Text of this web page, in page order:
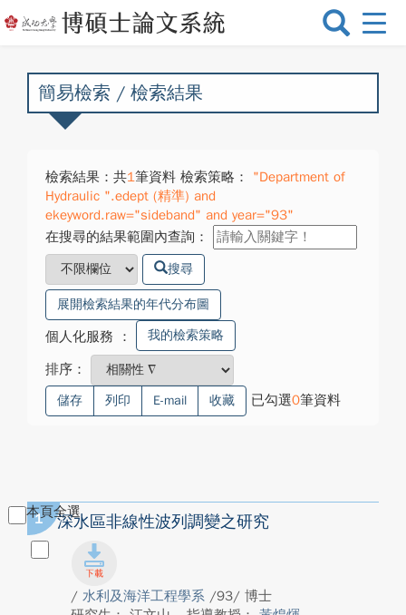
選
換
簡易檢索 / 檢索結果
檢索結果：共1筆資料 檢索策略：
"Department of
Hydraulic ".edept (精準) and
ekeyword.raw="sideband" and year="93"
在搜尋的結果範圍內查詢：
搜尋
展開檢索結果的年代分布圖
個人化服務 ： 我的檢索策略
排序：
儲存 列印 E-mail 收藏 已勾選0筆資料
本頁全選
1 深水區非線性波列調變之研究
/ 水利及海洋工程學系 /93/ 博士